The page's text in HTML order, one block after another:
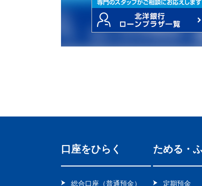
口座をひらく
総合口座（普通預金）
ためる・
定期預金